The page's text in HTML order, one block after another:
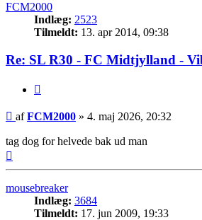
FCM2000
Indlæg: 2523
Tilmeldt: 13. apr 2014, 09:38
Re: SL R30 - FC Midtjylland -
Indlæg
afFCM2000 » 4. maj 2026, 20:32
tag dog for helvede bak ud man
mousebreaker
Indlæg: 3684
Tilmeldt: 17. jun 2009, 19:33